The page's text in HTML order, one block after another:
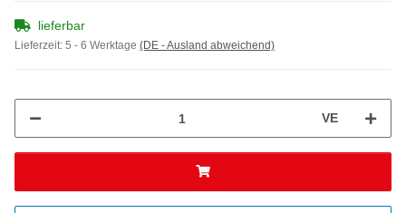
lieferbar
Lieferzeit: 5 - 6 Werktage (DE - Ausland abweichend)
VE